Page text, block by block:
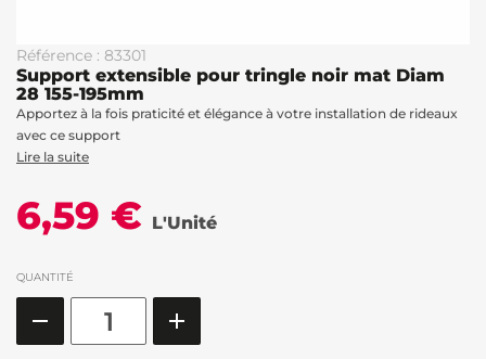
Référence : 83301
Support extensible pour tringle noir mat Diam
28 155-195mm
Apportez à la fois praticité et élégance à votre installation de rideaux
avec ce support
Lire la suite
6,59 € L'Unité
QUANTITÉ